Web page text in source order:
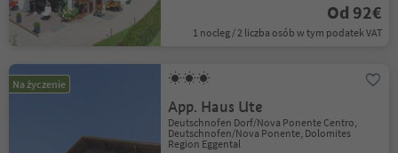
Od 92€
1 nocleg / 2 liczba osób w tym podatek VAT
Na życzenie
App. Haus Ute
Deutschnofen Dorf/Nova Ponente Centro,
Deutschnofen/Nova Ponente, Dolomites
Region Eggental